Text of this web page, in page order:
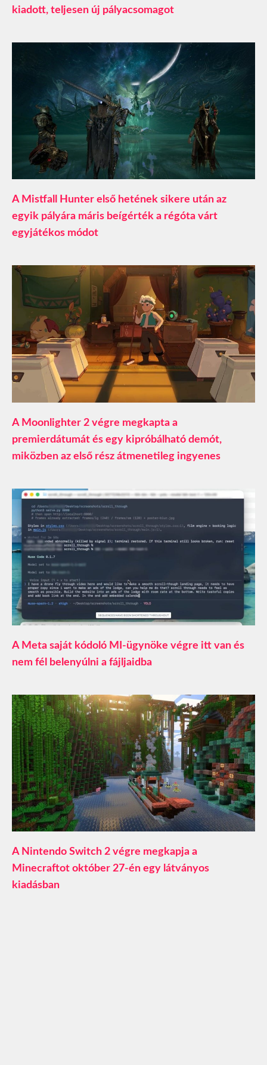
kiadott, teljesen új pályacsomagot
A Mistfall Hunter első hetének sikere után az
egyik pályára máris beígérték a régóta várt
egyjátékos módot
A Moonlighter 2 végre megkapta a
premierdátumát és egy kipróbálható demót,
miközben az első rész átmenetileg ingyenes
A Meta saját kódoló MI-ügynöke végre itt van és
nem fél belenyúlni a fájljaidba
A Nintendo Switch 2 végre megkapja a
Minecraftot október 27-én egy látványos
kiadásban